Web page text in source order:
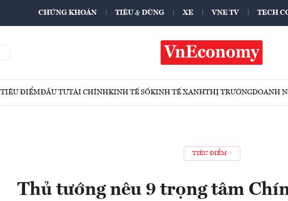
CHỨNG KHOÁN TIÊU & DÙNG XE VNE TV TECH
TIÊU ĐIỂMĐẦU TƯTÀI CHÍNHKINH TẾ SỐKINH TẾ XANHTHỊ TRƯỜNGDOANH
TIÊU ĐIỂM
Thủ tướng nêu 9 trọng tâm